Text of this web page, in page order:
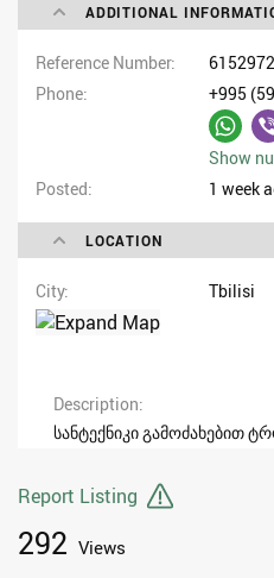
ADDITIONAL
Reference Number
6152972
Phone
+995
Show
Posted
1 week
LOCATION
City Tbilisi
Description
სანტექნიკი გამოძახებით
Report Listing
292 Views